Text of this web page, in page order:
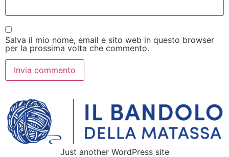
Salva il mio nome, email e sito web in questo browser
per la prossima volta che commento.
Just another WordPress site